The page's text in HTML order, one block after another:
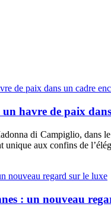
havre de paix
di Campiglio, dans
unique aux confins de
: un nouveau